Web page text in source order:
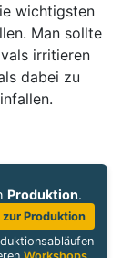
wichtigsten
Man sollte
irritieren
dabei zu
Produktion.
zur Produktion